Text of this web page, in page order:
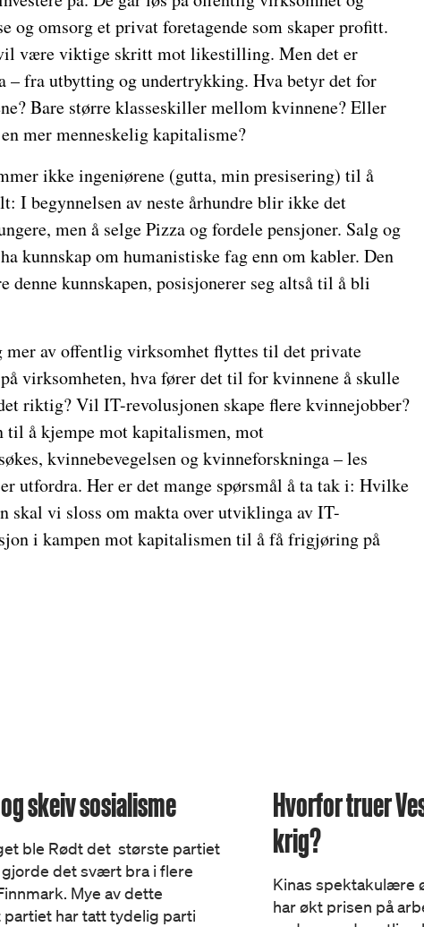
omsorg et privat foretagende som skaper profitt.
være viktige skritt mot likestilling. Men det er
fra utbytting og undertrykking. Hva betyr det for
Bare større klasseskiller mellom kvinnene? Eller
mer menneskelig kapitalisme?
ikke ingeniørene (gutta, min presisering) til å
I begynnelsen av neste århundre blir ikke det
men å selge Pizza og fordele pensjoner. Salg og
kunnskap om humanistiske fag enn om kabler. Den
denne kunnskapen, posisjonerer seg altså til å bli
mer av offentlig virksomhet flyttes til det private
virksomheten, hva fører det til for kvinnene å skulle
riktig? Vil IT-revolusjonen skape flere kvinnejobber?
til å kjempe mot kapitalismen, mot
kvinnebevegelsen og kvinneforskninga – les
utfordra. Her er det mange spørsmål å ta tak i: Hvilke
skal vi sloss om makta over utviklinga av IT-
i kampen mot kapitalismen til å få frigjøring på
skeiv sosialisme
ble Rødt det største partiet
gjorde det svært bra i flere
Mye av dette
partiet har tatt tydelig parti
Hvorfor truer
krig?
Kinas spektakulære
har økt prisen på